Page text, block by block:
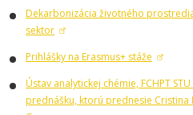
Dekarbonizácia životného
sektor
Prihlášky na Erasmus+ stáže
Ústav analytickej chémie, FCHPT
prednášku, ktorú prednesie Cristina